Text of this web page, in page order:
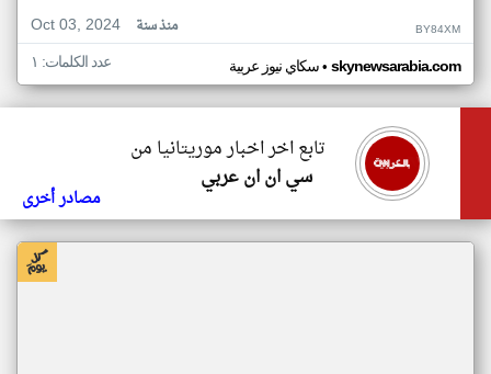
Oct 03, 2024
منذ سنة BY84XM
سكاي نيوز عربية• skynewsarabia.com عدد الكلمات: ١
تابع اخر اخبار موريتانيا من
سي ان ان عربي
مصادر أخرى